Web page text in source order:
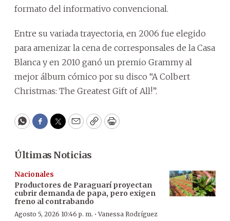
formato del informativo convencional.
Entre su variada trayectoria, en 2006 fue elegido
para amenizar la cena de corresponsales de la Casa
Blanca y en 2010 ganó un premio Grammy al
mejor álbum cómico por su disco “A Colbert
Christmas: The Greatest Gift of All!”.
WhatsApp
Facebook
Twitter
EmailCopyPrint
Últimas Noticias
Nacionales
Productores de Paraguarí proyectan
cubrir demanda de papa, pero exigen
freno al contrabando
Agosto 5, 2026 10:46 p. m. ·Vanessa Rodríguez